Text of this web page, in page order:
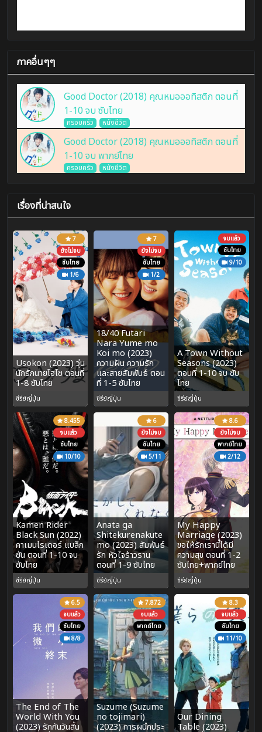
ภาคอื่นๆๆ
Good Doctor (2018) คุณหมอออทิสติก ตอนที่
1-10 จบ ซับไทย
ครอบครัว หนังชีวิต
Good Doctor (2018) คุณหมอออทิสติก ตอนที่
1-10 จบ พากย์ไทย
ครอบครัว หนังชีวิต
เรื่องที่น่าสนใจ
7
ยังไม่จบ
ซับไทย
1/6
Usokon (2023) วุ่น
นักรักนายไฮโซ ตอนที่
1-8 ซับไทย
ซีรีย์ญี่ปุ่น
7
ยังไม่จบ
ซับไทย
1/2
18/40 Futari
Nara Yume mo
Koi mo (2023)
ความฝัน ความรัก
และสายสัมพันธ์ ตอน
ที่ 1-5 ซับไทย
ซีรีย์ญี่ปุ่น
จบแล้ว
ซับไทย
9/10
A Town Without
Seasons (2023)
ตอนที่ 1-10 จบ ซับ
ไทย
ซีรีย์ญี่ปุ่น
8.455
จบแล้ว
ซับไทย
10/10
Kamen Rider
Black Sun (2022)
คาเมนไรเดอร์ แบล็ก
ซัน ตอนที่ 1-10 จบ
ซับไทย
ซีรีย์ญี่ปุ่น
6
ยังไม่จบ
ซับไทย
5/11
Anata ga
Shitekurenakute
mo (2023) สัมพันธ์
รัก หัวใจร้าวราน
ตอนที่ 1-9 ซับไทย
ซีรีย์ญี่ปุ่น
8.6
ยังไม่จบ
พากย์ไทย
2/12
My Happy
Marriage (2023)
ขอให้รักเรานี้ได้มี
ความสุข ตอนที่ 1-2
ซับไทย+พากย์ไทย
ซีรีย์ญี่ปุ่น
6.5
จบแล้ว
ซับไทย
8/8
The End of The
World With You
(2023) รักกันวันสิ้น
7.872
จบแล้ว
พากย์ไทย
Suzume (Suzume
no tojimari)
(2023) การผนึกประ
8.3
จบแล้ว
ซับไทย
11/10
Our Dining
Table (2023)